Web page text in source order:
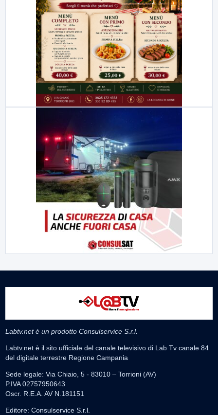
Labtv.net è un prodotto Consulservice S.r.l.
Labtv.net è il sito ufficiale del canale televisivo di Lab Tv canale 84
del digitale terrestre Regione Campania
Sede legale: Via Chiaio, 5 - 83010 – Torrioni (AV)
P.IVA 02757950643
Oscr. R.E.A. AV N.181151
Editore: Consulservice S.r.l.